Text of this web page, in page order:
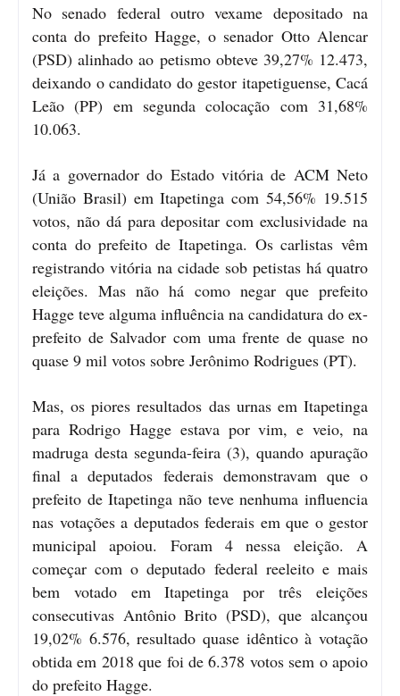
No senado federal outro vexame depositado na
conta do prefeito Hagge, o senador Otto Alencar
(PSD) alinhado ao petismo obteve 39,27% 12.473,
deixando o candidato do gestor itapetiguense, Cacá
Leão (PP) em segunda colocação com 31,68%
10.063.
Já a governador do Estado vitória de ACM Neto
(União Brasil) em Itapetinga com 54,56% 19.515
votos, não dá para depositar com exclusividade na
conta do prefeito de Itapetinga. Os carlistas vêm
registrando vitória na cidade sob petistas há quatro
eleições. Mas não há como negar que prefeito
Hagge teve alguma influência na candidatura do ex-
prefeito de Salvador com uma frente de quase no
quase 9 mil votos sobre Jerônimo Rodrigues (PT).
Mas, os piores resultados das urnas em Itapetinga
para Rodrigo Hagge estava por vim, e veio, na
madruga desta segunda-feira (3), quando apuração
final a deputados federais demonstravam que o
prefeito de Itapetinga não teve nenhuma influencia
nas votações a deputados federais em que o gestor
municipal apoiou. Foram 4 nessa eleição. A
começar com o deputado federal reeleito e mais
bem votado em Itapetinga por três eleições
consecutivas Antônio Brito (PSD), que alcançou
19,02% 6.576, resultado quase idêntico à votação
obtida em 2018 que foi de 6.378 votos sem o apoio
do prefeito Hagge.